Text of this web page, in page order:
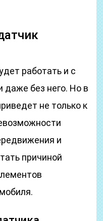
работать и с
без него. Но в
не только к
и
причиной